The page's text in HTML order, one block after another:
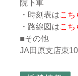
院下車
・時刻表はこち
・路線図はこち
■その他
JA田原支店東